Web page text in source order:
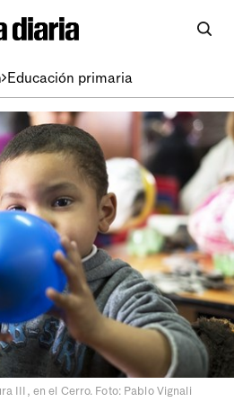
Educación primaria
III, en el Cerro. Foto: Pablo Vignali